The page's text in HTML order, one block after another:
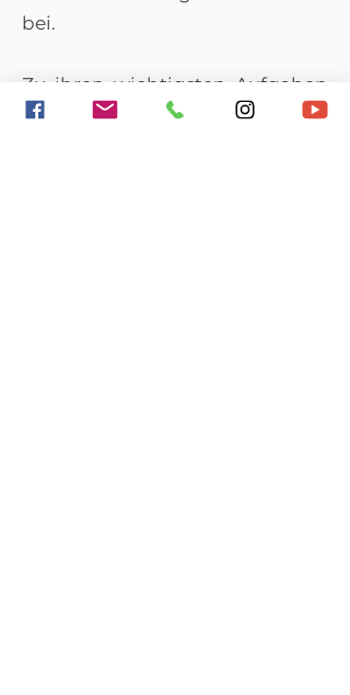
bei.
Zu ihren wichtigsten Aufgaben
gehören: